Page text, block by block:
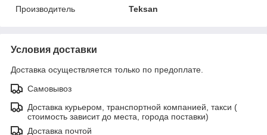
Производитель
Teksan
Условия доставки
Доставка осуществляется только по предоплате.
Самовывоз
Доставка курьером, транспортной компанией, такси (
стоимость зависит до места, города поставки)
Доставка почтой